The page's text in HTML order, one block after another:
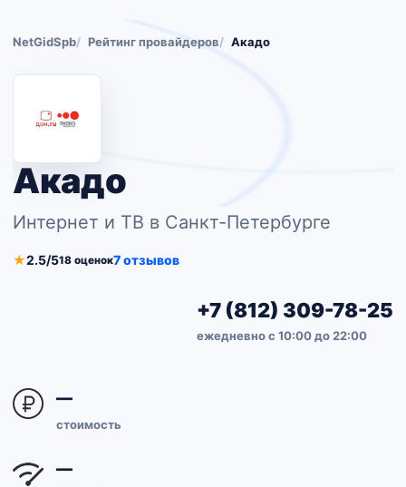
NetGidSpb Рейтинг провайдеров Акадо
Акадо
Интернет и ТВ в Санкт-Петербурге
★2.5/518 оценок7 отзывов
+7 (812) 309-78-25
ежедневно с 10:00 до 22:00
—
стоимость
—